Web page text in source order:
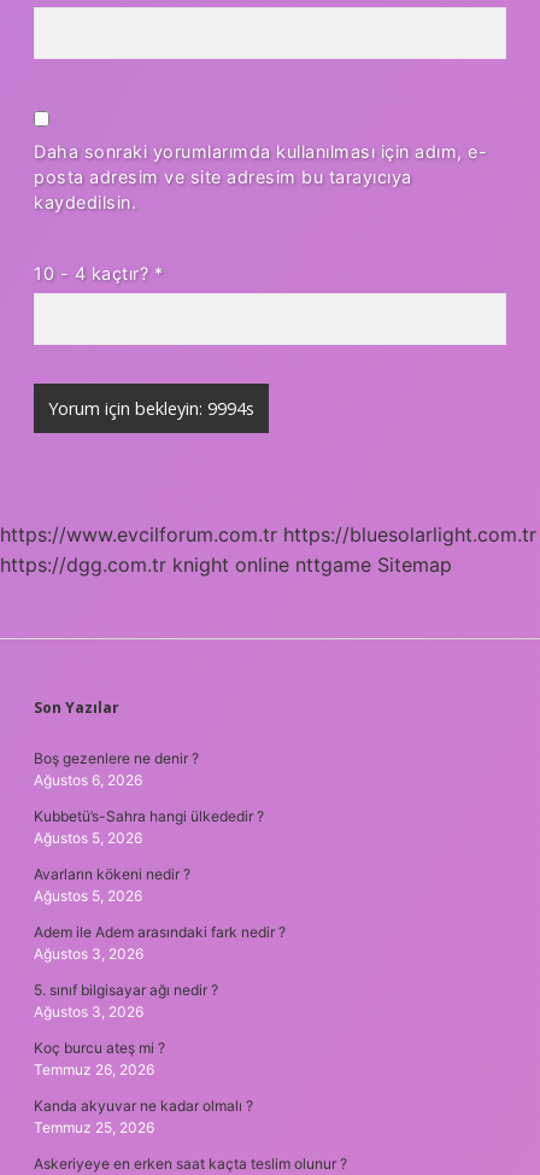
Daha sonraki yorumlarımda kullanılması için adım, e-
posta adresim ve site adresim bu tarayıcıya
kaydedilsin.
10 - 4 kaçtır? *
https://www.evcilforum.com.tr https://bluesolarlight.com.tr
https://dgg.com.tr knight online nttgame Sitemap
SIDEBAR
Son Yazılar
Boş gezenlere ne denir ?
Ağustos 6, 2026
Kubbetü’s-Sahra hangi ülkededir ?
Ağustos 5, 2026
Avarların kökeni nedir ?
Ağustos 5, 2026
Adem ile Adem arasındaki fark nedir ?
Ağustos 3, 2026
5. sınıf bilgisayar ağı nedir ?
Ağustos 3, 2026
Koç burcu ateş mi ?
Temmuz 26, 2026
Kanda akyuvar ne kadar olmalı ?
Temmuz 25, 2026
Askeriyeye en erken saat kaçta teslim olunur ?